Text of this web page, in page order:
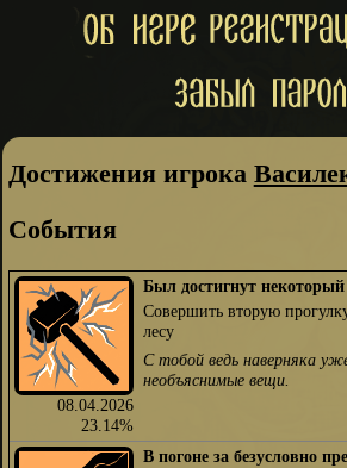
Достижения игрока
События
08.04.2026
23.14%
Был достигнут некоторый
Совершить вторую
лесу
С тобой ведь наверняка
необъяснимые вещи.
В погоне за безусловно